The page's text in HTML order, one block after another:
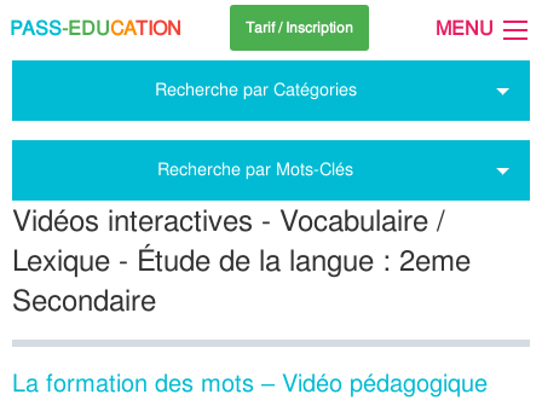
PASS-EDUCATION Tarif / Inscription MENU
Recherche par Catégories
Recherche par Mots-Clés
Vidéos interactives - Vocabulaire /
Lexique - Étude de la langue : 2eme
Secondaire
La formation des mots – Vidéo pédagogique